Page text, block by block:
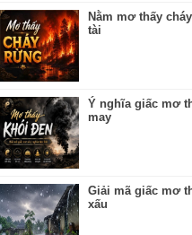
Nằm mơ thấy
tài
Ý nghĩa giấc mơ
may
Giải mã giấc mơ
xấu